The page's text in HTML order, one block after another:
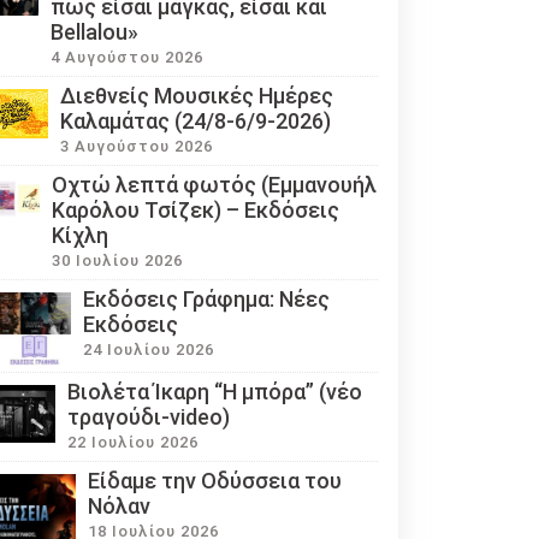
πως είσαι μάγκας, είσαι και
Bellalou»
4 Αυγούστου 2026
Διεθνείς Μουσικές Ημέρες
Καλαμάτας (24/8-6/9-2026)
3 Αυγούστου 2026
Οχτώ λεπτά φωτός (Εμμανουήλ
Καρόλου Τσίζεκ) – Εκδόσεις
Κίχλη
30 Ιουλίου 2026
Εκδόσεις Γράφημα: Νέες
Εκδόσεις
24 Ιουλίου 2026
Βιολέτα Ίκαρη “Η μπόρα” (νέο
τραγούδι-video)
22 Ιουλίου 2026
Eίδαμε την Οδύσσεια του
Νόλαν
18 Ιουλίου 2026